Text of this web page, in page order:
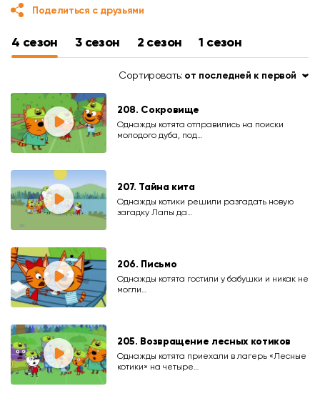
Поделиться с друзьями
4 сезон 3 сезон 2 сезон 1 сезон
Сортировать: от последней к первой
208. Сокровище
Однажды котята отправились на поиски
молодого дуба, под…
207. Тайна кита
Однажды котики решили разгадать новую
загадку Лапы да…
206. Письмо
Однажды котята гостили у бабушки и никак не
могли…
205. Возвращение лесных котиков
Однажды котята приехали в лагерь «Лесные
котики» на четыре…